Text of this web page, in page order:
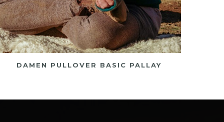
DAMEN PULLOVER BASIC PALLAY